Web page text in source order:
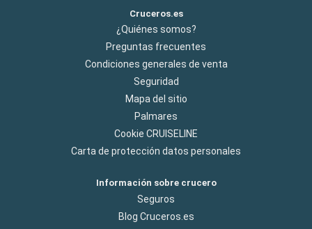
Cruceros.es
¿Quiénes somos?
Preguntas frecuentes
Condiciones generales de venta
Seguridad
Mapa del sitio
Palmares
Cookie CRUISELINE
Carta de protección datos personales
Información sobre crucero
Seguros
Blog Cruceros.es